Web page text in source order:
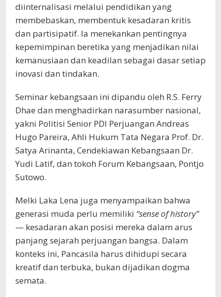
diinternalisasi melalui pendidikan yang
membebaskan, membentuk kesadaran kritis
dan partisipatif. Ia menekankan pentingnya
kepemimpinan beretika yang menjadikan nilai
kemanusiaan dan keadilan sebagai dasar setiap
inovasi dan tindakan.
Seminar kebangsaan ini dipandu oleh R.S. Ferry
Dhae dan menghadirkan narasumber nasional,
yakni Politisi Senior PDI Perjuangan Andreas
Hugo Pareira, Ahli Hukum Tata Negara Prof. Dr.
Satya Arinanta, Cendekiawan Kebangsaan Dr.
Yudi Latif, dan tokoh Forum Kebangsaan, Pontjo
Sutowo.
Melki Laka Lena juga menyampaikan bahwa
generasi muda perlu memiliki “sense of history”
— kesadaran akan posisi mereka dalam arus
panjang sejarah perjuangan bangsa. Dalam
konteks ini, Pancasila harus dihidupi secara
kreatif dan terbuka, bukan dijadikan dogma
semata.